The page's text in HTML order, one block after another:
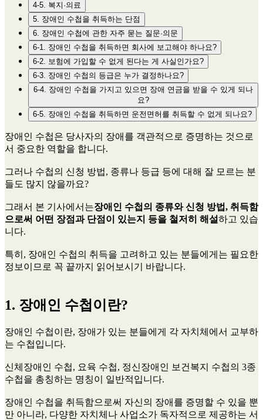
4-5. 복지·의료
5. 장애인 수첩을 취득하는 단점
6. 장애인 수첩에 관한 자주 묻는 질문·의문
6-1. 장애인 수첩을 취득하면 회사에 보고해야 하나요?
6-2. 보험에 가입할 수 없게 된다는 게 사실인가요?
6-3. 장애인 수첩의 등급은 누가 결정하나요?
6-4. 장애인 수첩을 가지고 있으면 장애 연금을 받을 수 있게 되나
요?
6-5. 장애인 수첩을 취득하면 운전면허를 취득할 수 없게 되나요?
장애인 수첩은 당사자의 장애를 객관적으로 증명하는 것으로
서 중요한 역할을 합니다.
그러나 수첩의 신청 방법, 종류나 등급 등에 대해 잘 모르는 분
들도 많지 않을까요?
그래서 본 기사에서는장애인 수첩의 종류와 신청 방법, 취득함
으로써 어떤 장점과 단점이 있는지 등을 철저히 해설하고 있습
니다.
특히, 장애인 수첩의 취득을 고려하고 있는 분들에게는 필요한
정보이므로 꼭 끝까지 읽어보시기 바랍니다.
1. 장애인 수첩이란?
장애인 수첩이란, 장애가 있는 분들에게 각 자치체에서 교부하
는 수첩입니다.
신체장애인 수첩, 요육 수첩, 정신장애인 보건복지 수첩의 3종
수첩을 총칭하는 명칭이 일반적입니다.
장애인 수첩을 취득함으로써 자신의 장애를 증명할 수 있을 뿐
만 아니라, 다양한 자치체나 사업소가 독자적으로 제공하는 서